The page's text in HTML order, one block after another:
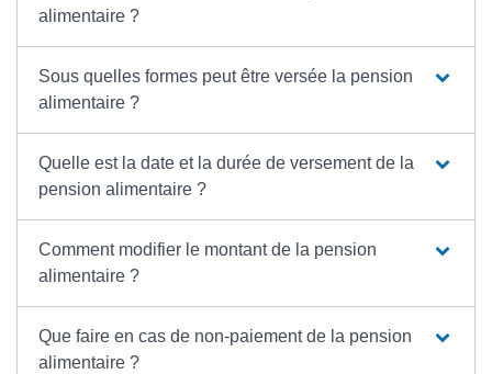
alimentaire ?
Sous quelles formes peut être versée la pension
alimentaire ?
Quelle est la date et la durée de versement de la
pension alimentaire ?
Comment modifier le montant de la pension
alimentaire ?
Que faire en cas de non-paiement de la pension
alimentaire ?